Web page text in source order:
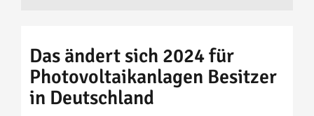
Das ändert sich 2024 für
Photovoltaikanlagen Besitzer
in Deutschland